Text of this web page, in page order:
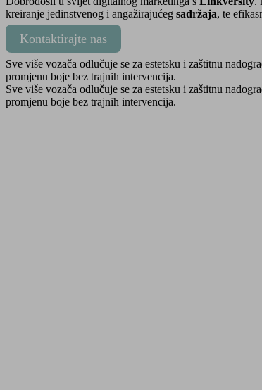
kreiranje jedinstvenog i angažirajućeg sadržaja, te
Kontaktirajte nas
Sve više vozača odlučuje se za estetsku i zaštitnu
promjenu boje bez trajnih intervencija.
Sve više vozača odlučuje se za estetsku i zaštitnu
promjenu boje bez trajnih intervencija.